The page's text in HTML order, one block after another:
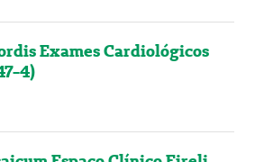
Exames Cardiológicos
4)